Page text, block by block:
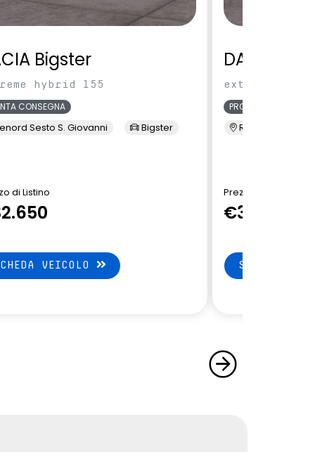
Bigster
hybrid 155
CONSEGNA
Sesto S. Giovanni Bigster
di Listino
VEICOLO
DACIA
extreme
PRONTA CONSEGNA
Renord Sesto S.
Prezzo di Listino
€33.500
SCHEDA